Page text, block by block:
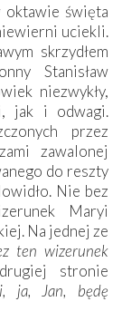
święta
uciekli.
skrzydłem
Stanisław
niezwykły,
jak i odwagi.
przez
zawalonej
do reszty
Nie bez
Maryi
Na jednej ze
ten wizerunek
stronie
ja, Jan, będę